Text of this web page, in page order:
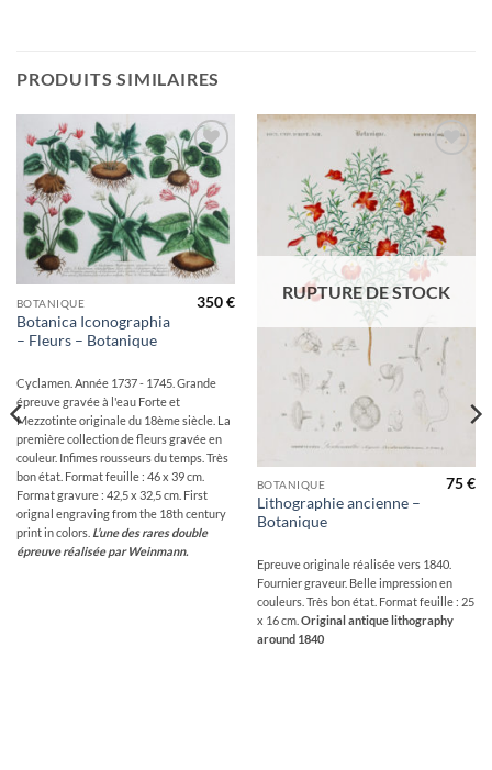
PRODUITS SIMILAIRES
Ajouter
à la
wishlist
BOTANIQUE
Botanica Iconographia
– Fleurs – Botanique
350€
Cyclamen. Année 1737 - 1745. Grande
épreuve gravée à l'eau Forte et
Mezzotinte originale du 18ème siècle. La
première collection de fleurs gravée en
couleur. Infimes rousseurs du temps. Très
bon état. Format feuille : 46 x 39 cm.
Format gravure : 42,5 x 32,5 cm. First
orignal engraving from the 18th century
print in colors. L’une des rares double
épreuve réalisée par Weinmann.
Ajouter
à la
wishlist
RUPTURE DE STOCK
BOTANIQUE
Lithographie ancienne –
Botanique
75€
Epreuve originale réalisée vers 1840.
Fournier graveur. Belle impression en
couleurs. Très bon état. Format feuille : 25
x 16 cm. Original antique lithography
around 1840